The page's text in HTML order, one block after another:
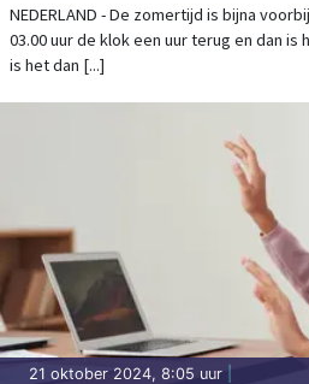
NEDERLAND - De zomertijd is bijna
03.00 uur de klok een uur terug en dan
is het dan [...]
21 oktober 2024, 8:05 uur